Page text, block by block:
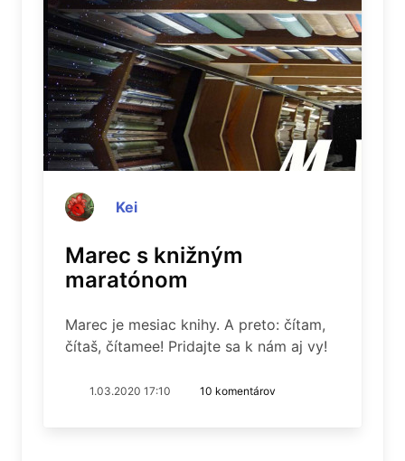
Kei
Marec s knižným
maratónom
Marec je mesiac knihy. A preto: čítam,
čítaš, čítamee! Pridajte sa k nám aj vy!
1.03.2020 17:10 10 komentárov